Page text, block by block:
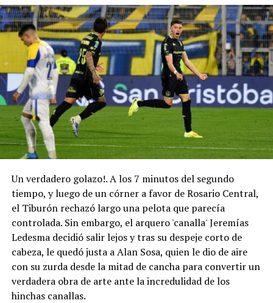
Un verdadero golazo!. A los 7 minutos del segundo
tiempo, y luego de un córner a favor de Rosario Central,
el Tiburón rechazó largo una pelota que parecía
controlada. Sin embargo, el arquero 'canalla' Jeremías
Ledesma decidió salir lejos y tras su despeje corto de
cabeza, le quedó justa a Alan Sosa, quien le dio de aire
con su zurda desde la mitad de cancha para convertir un
verdadera obra de arte ante la incredulidad de los
hinchas canallas.